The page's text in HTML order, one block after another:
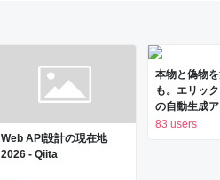
Web API設計の現在地
2026 - Qiita
本物と偽物
も。エリッ
の自動生成
ティ機関」を
83 users